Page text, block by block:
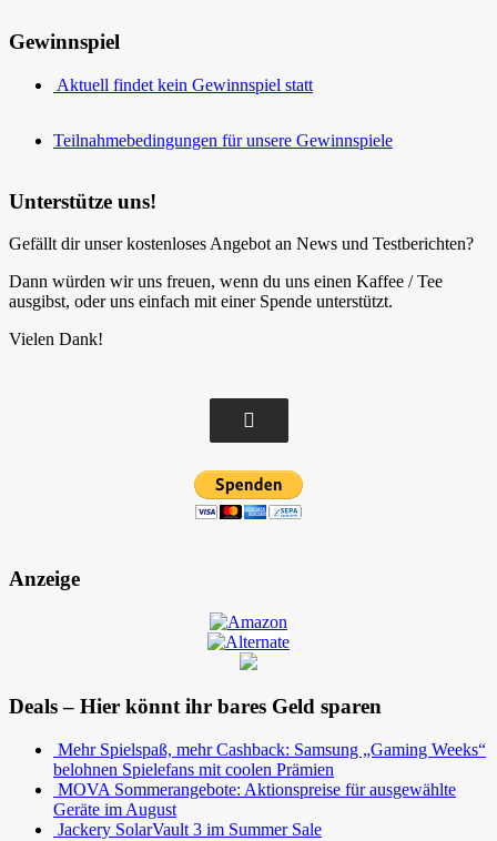
Gewinnspiel
Aktuell findet kein Gewinnspiel statt
Teilnahmebedingungen für unsere Gewinnspiele
Unterstütze uns!
Gefällt dir unser kostenloses Angebot an News und Testberichten?
Dann würden wir uns freuen, wenn du uns einen Kaffee / Tee
ausgibst, oder uns einfach mit einer Spende unterstützt.
Vielen Dank!
Anzeige
Deals – Hier könnt ihr bares Geld sparen
Mehr Spielspaß, mehr Cashback: Samsung „Gaming Weeks“
belohnen Spielefans mit coolen Prämien
MOVA Sommerangebote: Aktionspreise für ausgewählte
Geräte im August
Jackery SolarVault 3 im Summer Sale